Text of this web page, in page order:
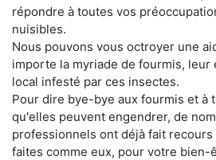
répondre à toutes vos
nuisibles.
Nous pouvons vous octroyer une
importe la myriade de fourmis, leur
local infesté par ces insectes.
Pour dire bye-bye aux fourmis et à
qu'elles peuvent engendrer, de
professionnels ont déjà fait
faites comme eux, pour votre bien-